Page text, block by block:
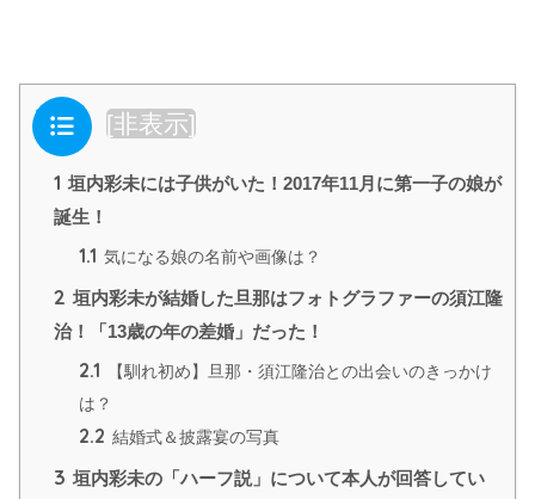
目次 [非表示]
1 垣内彩未には子供がいた！2017年11月に第一子の娘が
誕生！
1.1 気になる娘の名前や画像は？
2 垣内彩未が結婚した旦那はフォトグラファーの須江隆
治！「13歳の年の差婚」だった！
2.1
【馴れ初め】旦那・須江隆治との出会いのきっかけ
は？
2.2 結婚式＆披露宴の写真
3 垣内彩未の「ハーフ説」について本人が回答してい